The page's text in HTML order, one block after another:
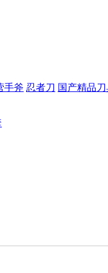
手斧 忍者刀 国产精品